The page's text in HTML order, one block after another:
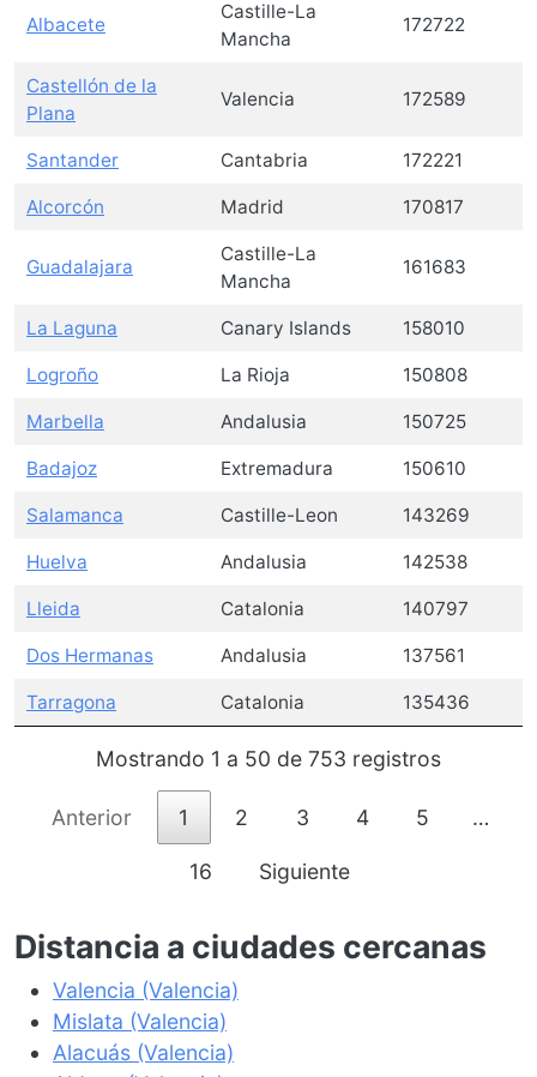
Albacete
Castille-La
Mancha
172722
Castellón de la
Plana
Valencia 172589
Santander Cantabria 172221
Alcorcón Madrid 170817
Guadalajara
Castille-La
Mancha
161683
La Laguna Canary Islands 158010
Logroño La Rioja 150808
Marbella Andalusia 150725
Badajoz Extremadura 150610
Salamanca Castille-Leon 143269
Huelva Andalusia 142538
Lleida Catalonia 140797
Dos Hermanas Andalusia 137561
Tarragona Catalonia 135436
Mostrando 1 a 50 de 753 registros
Anterior 1 2 3 4 5 …
16 Siguiente
Distancia a ciudades cercanas
Valencia (Valencia)
Mislata (Valencia)
Alacuás (Valencia)